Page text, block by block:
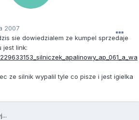
2007
sie dowiedzialem ze kumpel sprzedaje
jest link:
ze silnik wypalil tyle co pisze i jest igielka